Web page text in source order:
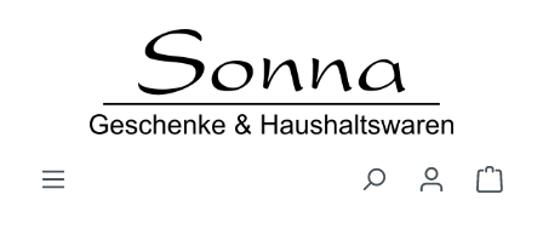
Zum Hauptinhalt springen